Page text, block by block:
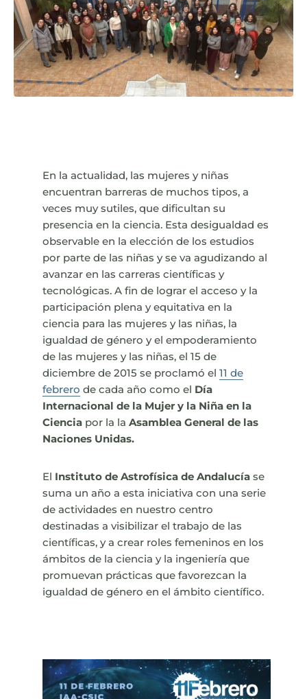
En la actualidad, las mujeres y niñas
encuentran barreras de muchos tipos, a
veces muy sutiles, que dificultan su
presencia en la ciencia. Esta desigualdad es
observable en la elección de los estudios
por parte de las niñas y se va agudizando al
avanzar en las carreras científicas y
tecnológicas. A fin de lograr el acceso y la
participación plena y equitativa en la
ciencia para las mujeres y las niñas, la
igualdad de género y el empoderamiento
de las mujeres y las niñas, el 15 de
diciembre de 2015 se proclamó el 11 de
febrero de cada año como el Día
Internacional de la Mujer y la Niña en la
Ciencia por la la Asamblea General de las
Naciones Unidas.
El Instituto de Astrofísica de Andalucíase
suma un año a esta iniciativa con una serie
de actividades en nuestro centro
destinadas a visibilizar el trabajo de las
científicas, y a crear roles femeninos en los
ámbitos de la ciencia y la ingeniería que
promuevan prácticas que favorezcan la
igualdad de género en el ámbito científico.